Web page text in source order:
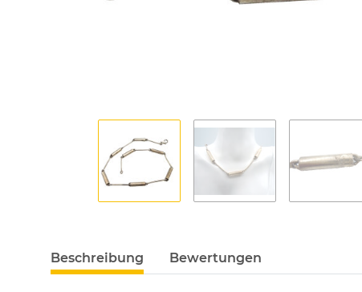
Beschreibung Bewertungen